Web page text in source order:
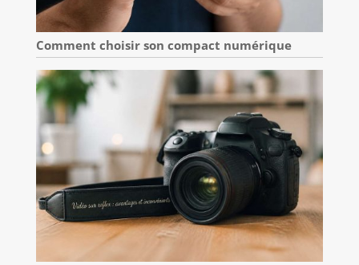
Comment choisir son compact numérique